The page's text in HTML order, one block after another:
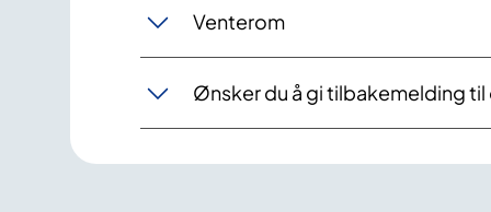
Venterom
Ønsker du å gi tilbakemelding til